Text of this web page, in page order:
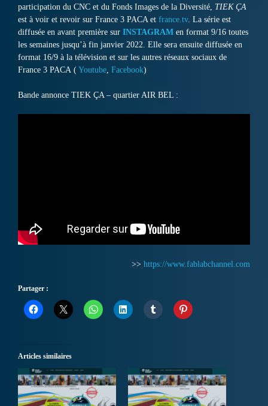
participation du CNC et du Fonds Images de la Diversité, TIEK ÇA
est à voir et revoir sur France 3 PACA et france.tv. La série est
diffusée en avant première sur INSTAGRAM en format 9/16 toutes
les semaines jusqu’à fin janvier 2022. Elle sera ensuite diffusée en
format 16/9 à la télévision et sur les autres réseaux sociaux de
France 3 PACA ( Youtube, Facebook)
Bande annonce TIEK ÇA – quartier AIR BEL :
>> https://www.fablabchannel.com
Partager :
Articles similaires